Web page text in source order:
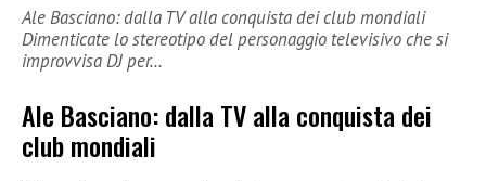
Ale Basciano: dalla TV alla conquista dei club mondiali
Dimenticate lo stereotipo del personaggio televisivo che si
improvvisa DJ per…
Ale Basciano: dalla TV alla conquista dei
club mondiali